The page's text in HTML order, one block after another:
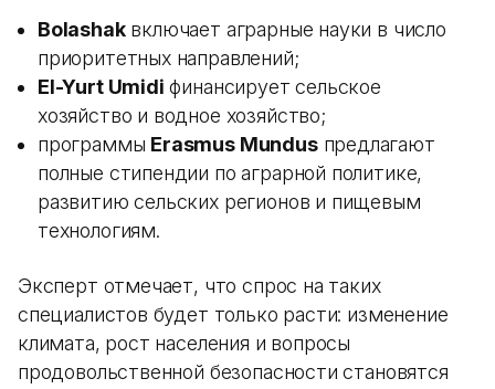
Bolashakвключает аграрные науки в число
приоритетных направлений;
El-Yurt Umidi финансирует сельское
хозяйство и водное хозяйство;
программы Erasmus Mundusпредлагают
полные стипендии по аграрной политике,
развитию сельских регионов и пищевым
технологиям.
Эксперт отмечает, что спрос на таких
специалистов будет только расти: изменение
климата, рост населения и вопросы
продовольственной безопасности становятся